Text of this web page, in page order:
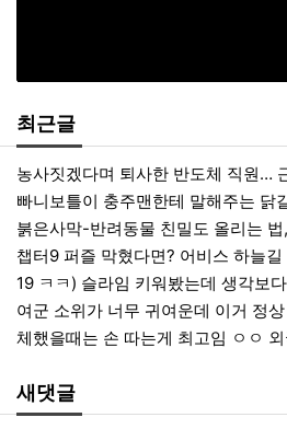
최근글
농사짓겠다며 퇴사한 반도체 직원…
빠니보틀이 충주맨한테 말해주는 닭
19 ㅋㅋ) 슬라임 키워봤는데 생각보
여군 소위가 너무 귀여운데 이거 정
체했을때는 손 따는게 최고임 ㅇㅇ
새댓글